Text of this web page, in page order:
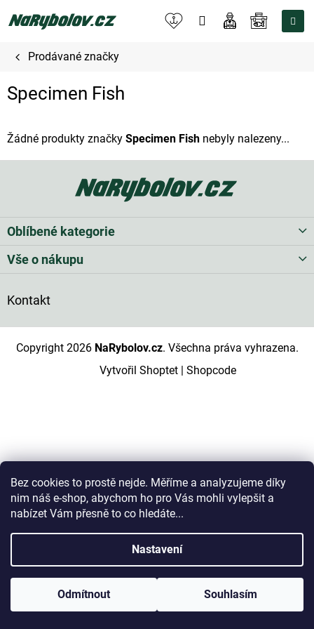
Bez cookies to prostě nejde. Měříme a analyzujeme díky
nim náš e-shop, abychom ho pro Vás mohli vylepšit a
nabízet Vám přesně to co hledáte...
Nastavení
Odmítnout Souhlasím
na
NÁKUPNÍ
Prodávané značky
Specimen Fish
Žádné produkty značky Specimen Fish nebyly nalezeny...
Oblíbené kategorie
Vše o nákupu
Kontakt
Vytvořil Shoptet| Shopcode
Copyright 2026 NaRybolov.cz. Všechna práva vyhrazena.